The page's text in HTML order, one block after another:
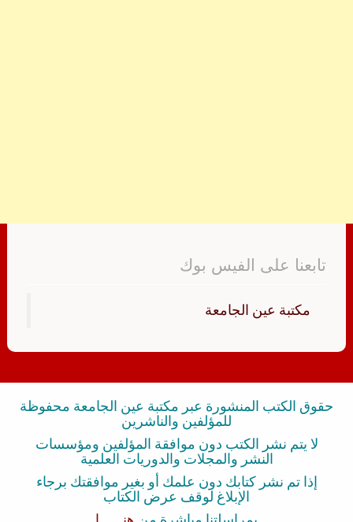
تابعنا على الفيس بوك
‏مكتبة عين الجامعة‏
حقوق الكتب المنشورة عبر مكتبة عين الجامعة محفوظة
للمؤلفين والناشرين
لا يتم نشر الكتب دون موافقة المؤلفين ومؤسسات
النشر والمجلات والدوريات العلمية
إذا تم نشر كتابك دون علمك أو بغير موافقتك برجاء
الإبلاغ لوقف عرض الكتاب